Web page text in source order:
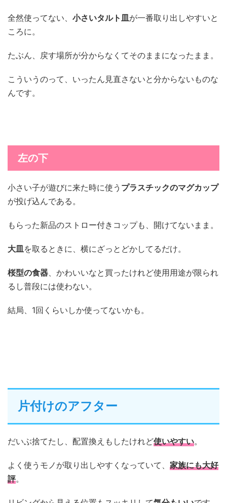
全然使ってない、 小さいタルト皿が一番取り出しやすいと
ころに。
たぶん、戻す場所が分からなくてそのままになったまま。
こういうのって、いったん見直さないと分からないものな
んです。
左の下
小さい子が遊びに来た時に使う プラスチックのマグカップ
が投げ込んである。
もらった新品のストロー付きコップも、開けてないまま。
大皿を取るときに、横にざっとどかしてるだけ。
桜型の食器、かわいいなと買ったけれど使用用途が限られ
るし普段には使わない。
結局、1回くらいしか使ってないかも。
片付けのアフター
だいぶ捨てたし、配置換えもしたけれど使いやすい。
よく使うモノが取り出しやすくなっていて、 家族にも大好
評。